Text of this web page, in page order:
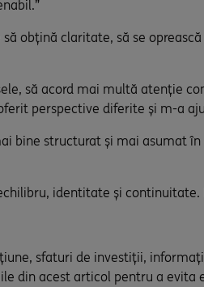
obțină claritate, să se
să acord mai multă atenție
perspective diferite și m-a
bine structurat și mai asumat
identitate și continuitate.
sfaturi de investiții,
din acest articol pentru a